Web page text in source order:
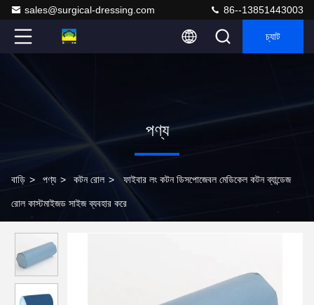
sales@surgical-dressing.com 86--13851443003
চ্যাট
পণ্য
বাড়ি > পণ্য > কটন রোল > ফাইবার লং কটন ডিসপোজেবল মেডিকেল কটন ব্যান্ডেজ
রোল কাস্টমাইজড সাইজ ব্যবহার করে